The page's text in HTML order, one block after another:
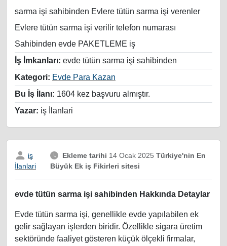
sarma işi sahibinden Evlere tütün sarma işi verenler
Evlere tütün sarma işi verilir telefon numarası
Sahibinden evde PAKETLEME iş
İş İmkanları: evde tütün sarma işi sahibinden
Kategori: Evde Para Kazan
Bu İş İlanı: 1604 kez başvuru almıştır.
Yazar: iş İlanlari
iş
İlanlari
Ekleme tarihi 14 Ocak 2025 Türkiye'nin En
Büyük Ek iş Fikirleri sitesi
evde tütün sarma işi sahibinden Hakkında Detaylar
Evde tütün sarma işi, genellikle evde yapılabilen ek
gelir sağlayan işlerden biridir. Özellikle sigara üretim
sektöründe faaliyet gösteren küçük ölçekli firmalar,